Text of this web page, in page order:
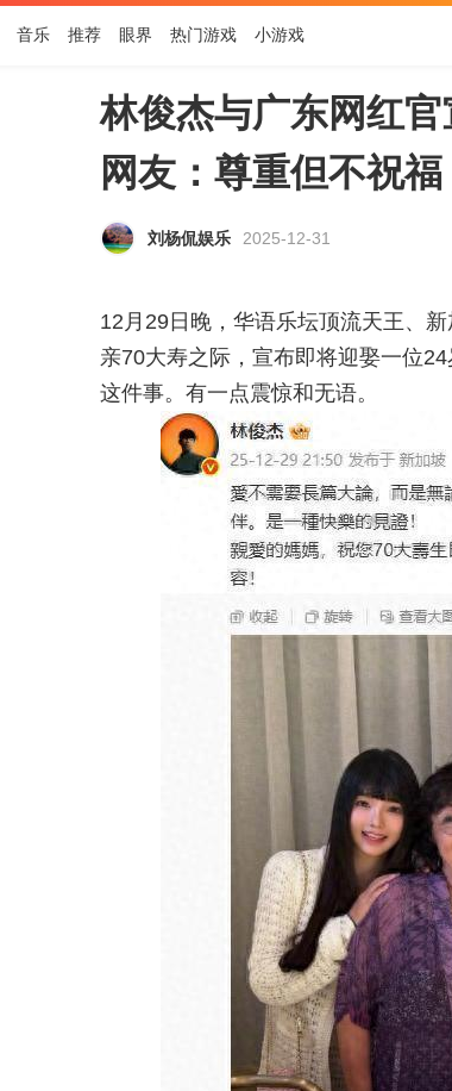
音乐 推荐 眼界 热门游戏 小游戏
林俊杰与广东网红
网友：尊重但不祝福
刘杨侃娱乐 2025-12-31
12月29日晚，华语乐坛顶流天王、
亲70大寿之际，宣布即将迎娶一位
这件事。有一点震惊和无语。